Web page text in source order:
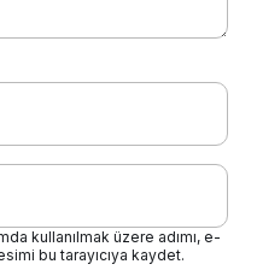
kullanılmak üzere adımı, e-
bu tarayıcıya kaydet.